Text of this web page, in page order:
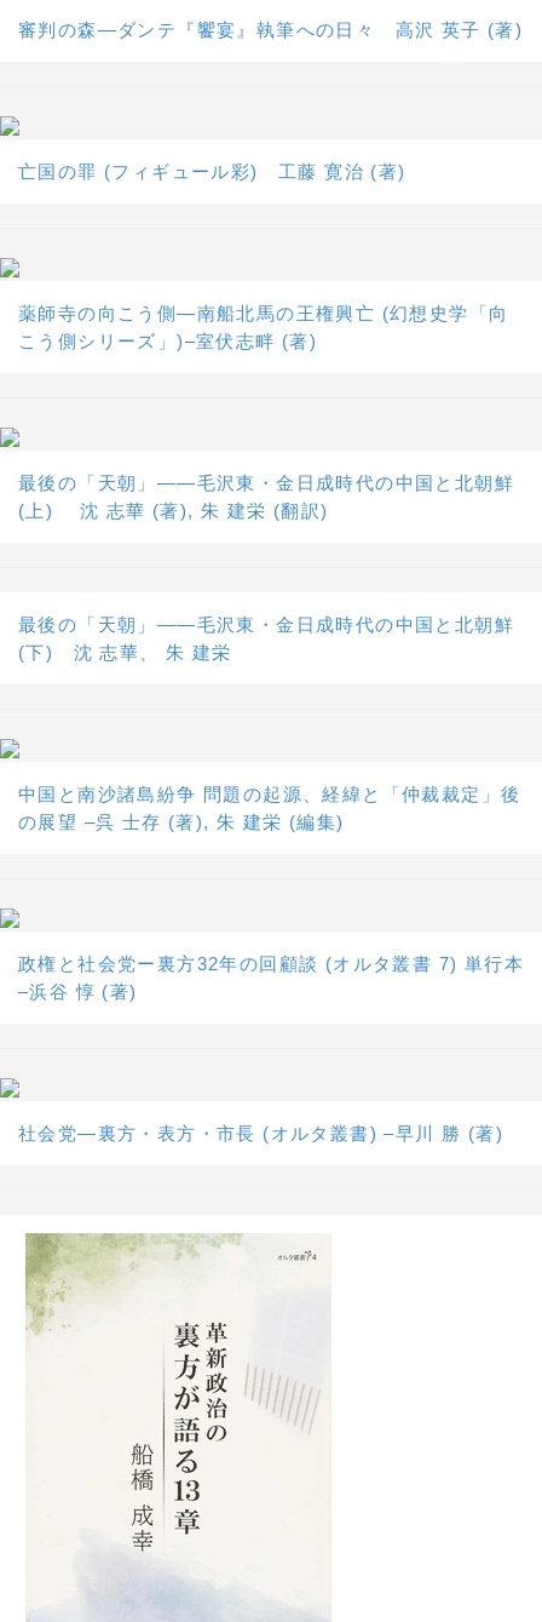
審判の森―ダンテ『饗宴』執筆への日々 高沢 英子 (著)
亡国の罪 (フィギュール彩) 工藤 寛治 (著)
薬師寺の向こう側―南船北馬の王権興亡 (幻想史学「向
こう側シリーズ」)–室伏志畔 (著)
最後の「天朝」――毛沢東・金日成時代の中国と北朝鮮
(上) 沈 志華 (著), 朱 建栄 (翻訳)
最後の「天朝」――毛沢東・金日成時代の中国と北朝鮮
(下) 沈 志華、 朱 建栄
中国と南沙諸島紛争 問題の起源、経緯と「仲裁裁定」後
の展望 –呉 士存 (著), 朱 建栄 (編集)
政権と社会党ー裏方32年の回顧談 (オルタ叢書 7) 単行本
–浜谷 惇 (著)
社会党―裏方・表方・市長 (オルタ叢書) –早川 勝 (著)